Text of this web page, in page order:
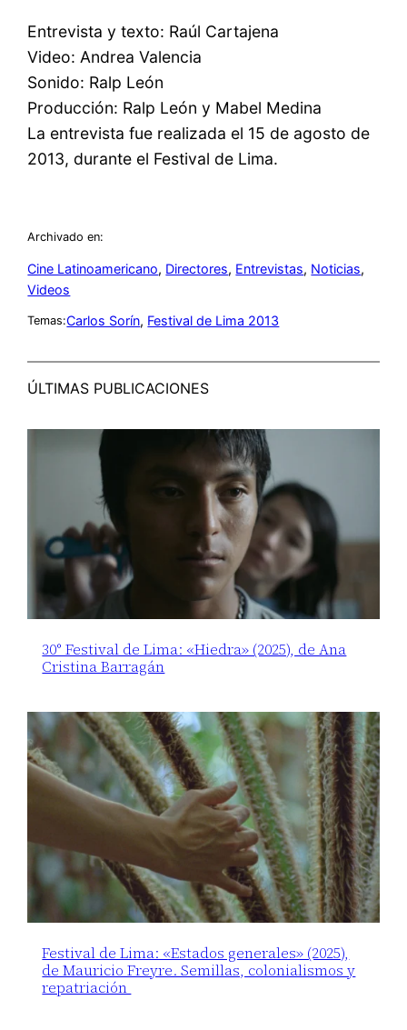
Entrevista y texto: Raúl Cartajena
Video: Andrea Valencia
Sonido: Ralp León
Producción: Ralp León y Mabel Medina
La entrevista fue realizada el 15 de agosto de
2013, durante el Festival de Lima.
Archivado en:
Cine Latinoamericano, Directores, Entrevistas, Noticias
Videos
Temas:Carlos Sorín, Festival de Lima 2013
ÚLTIMAS PUBLICACIONES
30° Festival de Lima: «Hiedra» (2025), de Ana
Cristina Barragán
Festival de Lima: «Estados generales» (2025),
de Mauricio Freyre. Semillas, colonialismos y
repatriación